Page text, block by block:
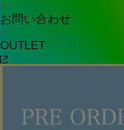
お問い合わせ
OUTLET